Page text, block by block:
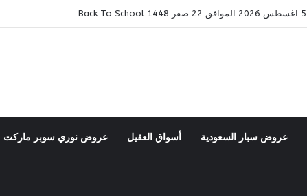
عروض سبار السعودية أسواق العقيل عروض نوري سوبر ماركت